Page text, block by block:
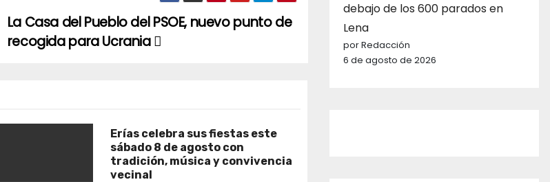
La Casa del Pueblo del PSOE, nuevo punto de
recogida para Ucrania
Erías celebra sus fiestas este
sábado 8 de agosto con
tradición, música y convivencia
vecinal
debajo de los 600 parados en
Lena
por Redacción
6 de agosto de 2026